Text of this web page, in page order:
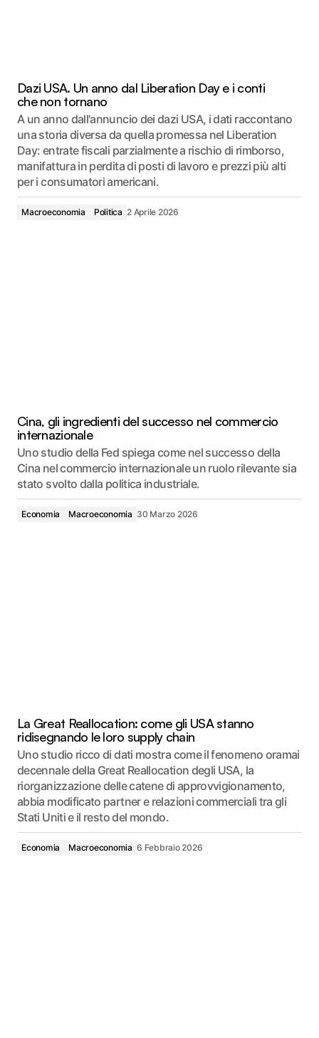
Dazi USA. Un anno dal Liberation Day e i conti
che non tornano
A un anno dall'annuncio dei dazi USA, i dati raccontano
una storia diversa da quella promessa nel Liberation
Day: entrate fiscali parzialmente a rischio di rimborso,
manifattura in perdita di posti di lavoro e prezzi più alti
per i consumatori americani.
Macroeconomia Politica 2 Aprile 2026
Cina, gli ingredienti del successo nel commercio
internazionale
Uno studio della Fed spiega come nel successo della
Cina nel commercio internazionale un ruolo rilevante sia
stato svolto dalla politica industriale.
Economia Macroeconomia 30 Marzo 2026
La Great Reallocation: come gli USA stanno
ridisegnando le loro supply chain
Uno studio ricco di dati mostra come il fenomeno oramai
decennale della Great Reallocation degli USA, la
riorganizzazione delle catene di approvvigionamento,
abbia modificato partner e relazioni commerciali tra gli
Stati Uniti e il resto del mondo.
Economia Macroeconomia 6 Febbraio 2026